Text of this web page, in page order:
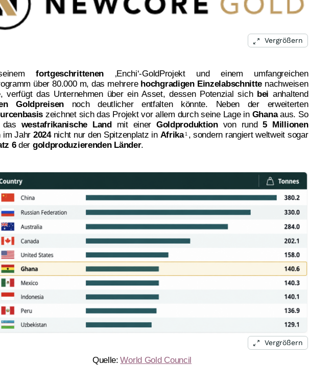
Vergrößern
fortgeschrittenen ‚Enchi‘-GoldProjekt und einem umfangreichen
über 80.000 m, das mehrere hochgradigen Einzelabschnitte nachweisen
verfügt das Unternehmen über ein Asset, dessen Potenzial sich bei anhaltend
Goldpreisennoch deutlicher entfalten könnte. Neben der erweiterten
zeichnet sich das Projekt vor allem durch seine Lage in Ghanaaus. So
das westafrikanische Landmit einer Goldproduktionvon rund5 Millionen
im Jahr 2024nicht nur den Spitzenplatz in Afrika 1 , sondern rangiert weltweit sogar
6der goldproduzierenden Länder.
Vergrößern
Quelle: World Gold Council